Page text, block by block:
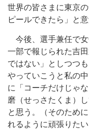
世界の皆さまに東京
ピールできたら」と
今後、選手兼任で女
一部で報じられた吉
ではない」としつつ
やっていこうと私の
に「コーチだけじゃ
磨（せっさたくま）
と思う。（そのため
れるように頑張りた